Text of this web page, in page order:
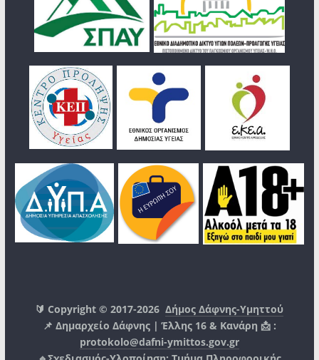
🔰 Copyright © 2017-2026Δήμος Δάφνης-Υμηττού
📌 Δημαρχείο Δάφνης | Έλλης 16 & Κανάρη 📩 :
protokolo@dafni-ymittos.gov.gr